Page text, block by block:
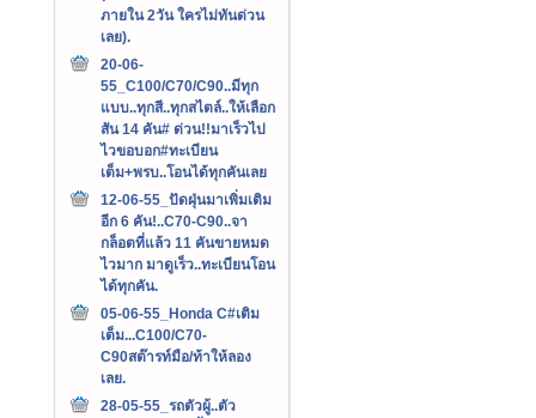
ภายใน 2วัน ใครไม่ทันด่วน
เลย).
20-06-
55_C100/C70/C90..มีทุก
แบบ..ทุกสี..ทุกสไตล์..ให้เลือก
สัน 14 คัน# ด่วน!!มาเร็วไป
ไวขอบอก#ทะเบียน
เต็ม+พรบ..โอนได้ทุกคันเลย
12-06-55_ปัดฝุ่นมาเพิ่มเติม
อีก 6 คัน!..C70-C90..จา
กล็อตที่แล้ว 11 คันขายหมด
ไวมาก มาดูเร็ว..ทะเบียนโอน
ได้ทุกคัน.
05-06-55_Honda C#เติม
เต็ม...C100/C70-
C90สต๊ารท์มือ/ท้าให้ลอง
เลย.
28-05-55_รถตัวผู้..ตัว